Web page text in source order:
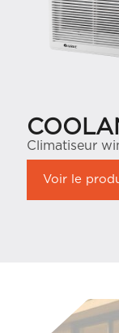
Climatiseur
Voir le